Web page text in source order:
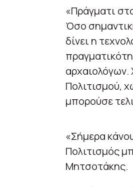
«Πράγματι
Όσο
δίνει η
αρχαιολόγων.
Πολιτισμού,
μπορούσε
«Σήμερα
Πολιτισμός
Μητσοτάκης.